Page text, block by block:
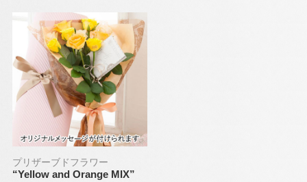
プリザーブドフラワー
“Yellow and Orange MIX”